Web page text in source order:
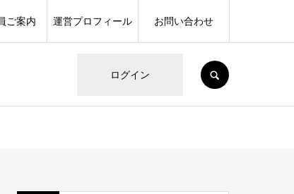
ログイン
ご案内 運営プロフィール お問い合わせ